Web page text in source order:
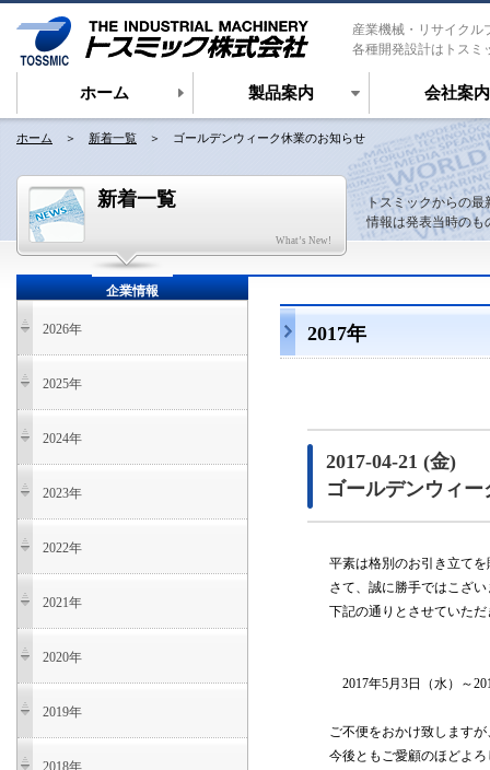
産業機械・リサイクル
各種開発設計はトスミ
ホーム 製品案内 会社案内
ホーム ＞ 新着一覧 ＞ ゴールデンウィーク休業のお知らせ
新着一覧
What’s New!
トスミックからの
情報は発表当時のも
2017年
2017-04-21 (金)
ゴールデンウィ
平素は格別のお引き立て
さて、誠に勝手ではこざ
下記の通りとさせていた
2017年5月3日（水）～
ご不便をおかけ致します
今後ともご愛顧のほどよ
企業情報
2026年
2025年
2024年
2023年
2022年
2021年
2020年
2019年
2018年